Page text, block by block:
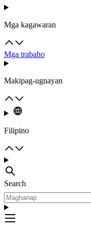
Mga kagawaran
Mga trabaho
Makipag-ugnayan
Filipino
Search